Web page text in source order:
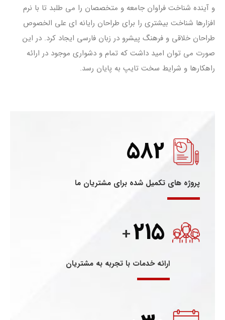
و آینده شناخت فراوان جامعه و متخصصان را می طلبد تا با نرم
افزارها شناخت بیشتری را برای طراحان رایانه ای علی الخصوص
طراحان خلاقی و فرهنگ پیشرو در زبان فارسی ایجاد کرد. در این
صورت می توان امید داشت که تمام و دشواری موجود در ارائه
راهکارها و شرایط سخت تایپ به پایان رسد.
582
پروژه های تکمیل شده برای مشتریان ما
215
+
ارائه خدمات با تجربه به مشتریان